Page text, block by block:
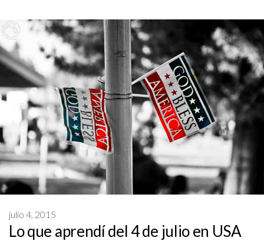
Lo que aprendí del 4 de julio en USA
julio 4, 2015